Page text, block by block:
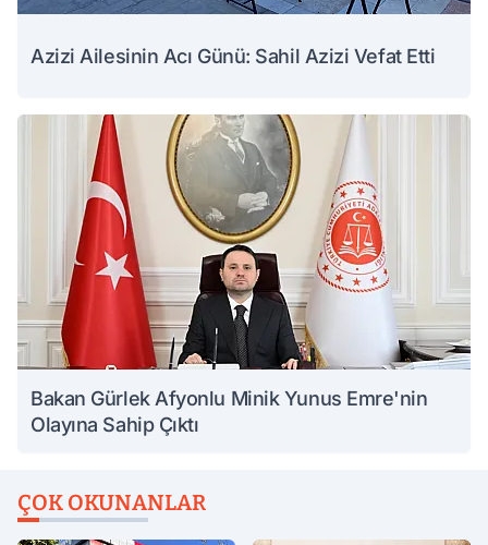
Azizi Ailesinin Acı Günü: Sahil Azizi Vefat Etti
Bakan Gürlek Afyonlu Minik Yunus Emre'nin
Olayına Sahip Çıktı
ÇOK OKUNANLAR